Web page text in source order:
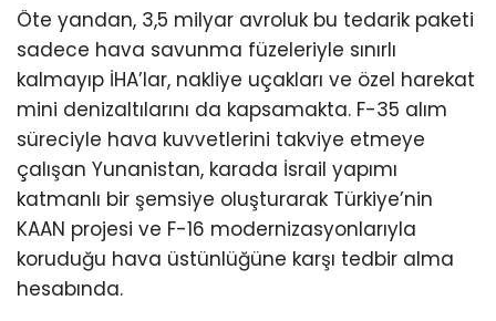
Öte yandan, 3,5 milyar avroluk bu tedarik paketi
sadece hava savunma füzeleriyle sınırlı
kalmayıp İHA’lar, nakliye uçakları ve özel harekat
mini denizaltılarını da kapsamakta. F-35 alım
süreciyle hava kuvvetlerini takviye etmeye
çalışan Yunanistan, karada İsrail yapımı
katmanlı bir şemsiye oluşturarak Türkiye’nin
KAAN projesi ve F-16 modernizasyonlarıyla
koruduğu hava üstünlüğüne karşı tedbir alma
hesabında.